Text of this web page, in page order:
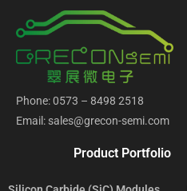
Phone: 0573 – 8498 2518
Email: sales@grecon-semi.com
Product Portfolio